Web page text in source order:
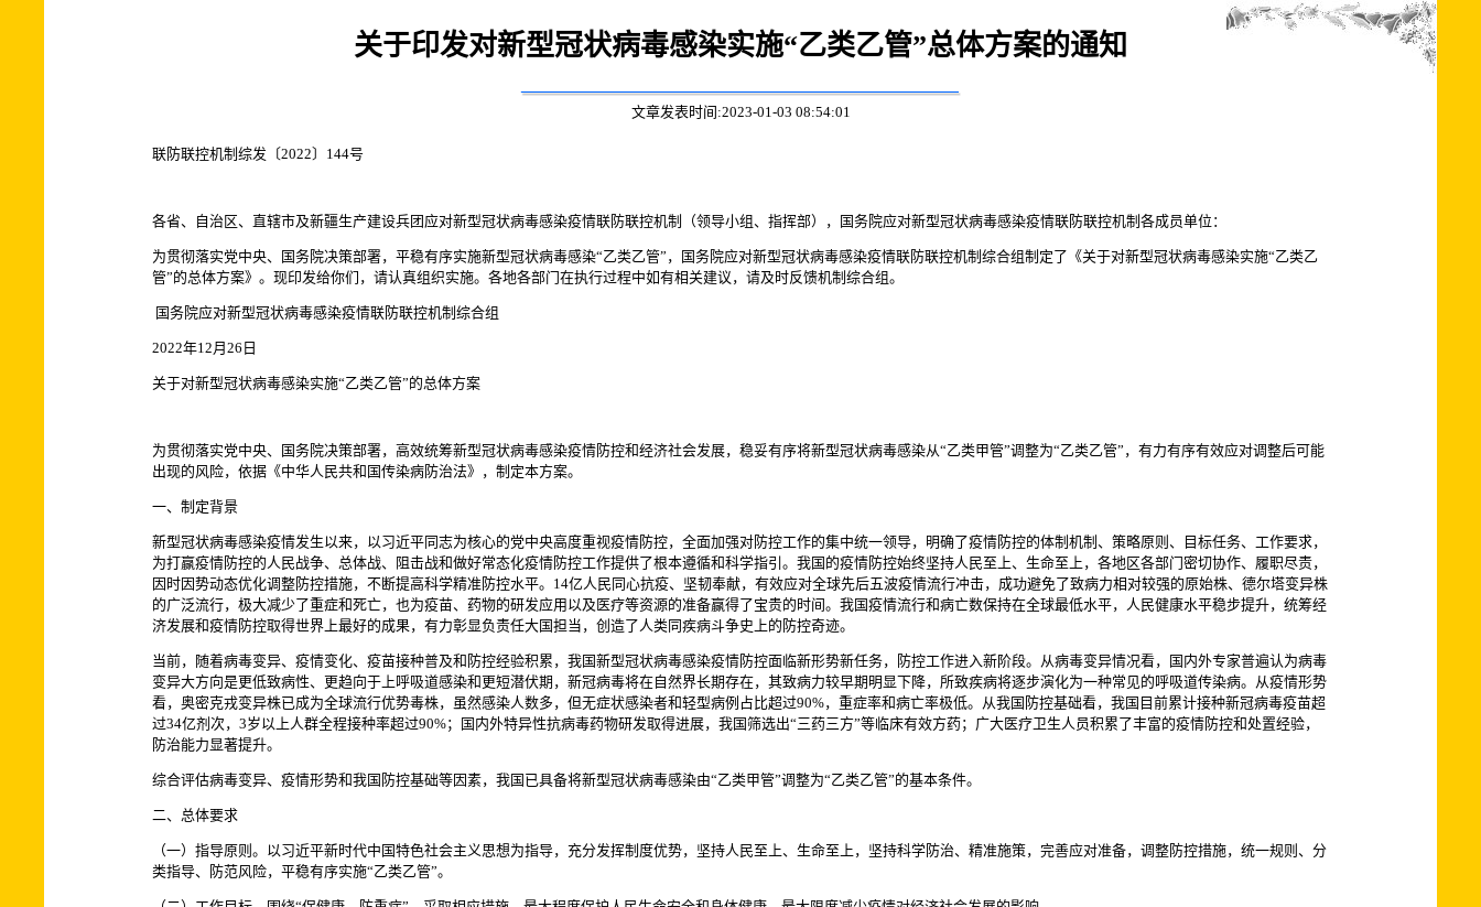
关于印发对新型冠状病毒感染实施“乙类乙管”总体方案的通知
文章发表时间:2023-01-03 08:54:01
联防联控机制综发〔2022〕144号
各省、自治区、直辖市及新疆生产建设兵团应对新型冠状病毒感染疫情联防联控机制（领导小组、指挥部），国务院应对新型冠状病毒感染疫情联防联控机制各成员单位：
为贯彻落实党中央、国务院决策部署，平稳有序实施新型冠状病毒感染“乙类乙管”，国务院应对新型冠状病毒感染疫情联防联控机制综合组制定了《关于对新型冠状病毒感染实施“乙类乙
管”的总体方案》。现印发给你们，请认真组织实施。各地各部门在执行过程中如有相关建议，请及时反馈机制综合组。
国务院应对新型冠状病毒感染疫情联防联控机制综合组
2022年12月26日
关于对新型冠状病毒感染实施“乙类乙管”的总体方案
为贯彻落实党中央、国务院决策部署，高效统筹新型冠状病毒感染疫情防控和经济社会发展，稳妥有序将新型冠状病毒感染从“乙类甲管”调整为“乙类乙管”，有力有序有效应对调整后可能
出现的风险，依据《中华人民共和国传染病防治法》，制定本方案。
一、制定背景
新型冠状病毒感染疫情发生以来，以习近平同志为核心的党中央高度重视疫情防控，全面加强对防控工作的集中统一领导，明确了疫情防控的体制机制、策略原则、目标任务、工作要求，
为打赢疫情防控的人民战争、总体战、阻击战和做好常态化疫情防控工作提供了根本遵循和科学指引。我国的疫情防控始终坚持人民至上、生命至上，各地区各部门密切协作、履职尽责，
因时因势动态优化调整防控措施，不断提高科学精准防控水平。14亿人民同心抗疫、坚韧奉献，有效应对全球先后五波疫情流行冲击，成功避免了致病力相对较强的原始株、德尔塔变异株
的广泛流行，极大减少了重症和死亡，也为疫苗、药物的研发应用以及医疗等资源的准备赢得了宝贵的时间。我国疫情流行和病亡数保持在全球最低水平，人民健康水平稳步提升，统筹经
济发展和疫情防控取得世界上最好的成果，有力彰显负责任大国担当，创造了人类同疾病斗争史上的防控奇迹。
当前，随着病毒变异、疫情变化、疫苗接种普及和防控经验积累，我国新型冠状病毒感染疫情防控面临新形势新任务，防控工作进入新阶段。从病毒变异情况看，国内外专家普遍认为病毒
变异大方向是更低致病性、更趋向于上呼吸道感染和更短潜伏期，新冠病毒将在自然界长期存在，其致病力较早期明显下降，所致疾病将逐步演化为一种常见的呼吸道传染病。从疫情形势
看，奥密克戎变异株已成为全球流行优势毒株，虽然感染人数多，但无症状感染者和轻型病例占比超过90%，重症率和病亡率极低。从我国防控基础看，我国目前累计接种新冠病毒疫苗超
过34亿剂次，3岁以上人群全程接种率超过90%；国内外特异性抗病毒药物研发取得进展，我国筛选出“三药三方”等临床有效方药；广大医疗卫生人员积累了丰富的疫情防控和处置经验，
防治能力显著提升。
综合评估病毒变异、疫情形势和我国防控基础等因素，我国已具备将新型冠状病毒感染由“乙类甲管”调整为“乙类乙管”的基本条件。
二、总体要求
（一）指导原则。以习近平新时代中国特色社会主义思想为指导，充分发挥制度优势，坚持人民至上、生命至上，坚持科学防治、精准施策，完善应对准备，调整防控措施，统一规则、分
类指导、防范风险，平稳有序实施“乙类乙管”。